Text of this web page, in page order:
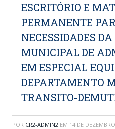
ESCRITÓRIO E
PERMANENTE
NECESSIDADES
MUNICIPAL DE
EM ESPECIAL
DEPARTAMENTO
TRANSITO-
POR CR2-ADMIN2 EM 14 DE